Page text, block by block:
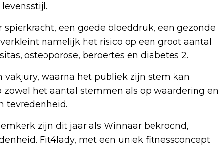
een goede bloeddruk, een gezonde
namelijk het risico op een groot aantal
osteoporose, beroertes en diabetes 2.
waarna het publiek zijn stem kan
het aantal stemmen als op waardering en
tevredenheid.
zijn dit jaar als Winnaar bekroond,
Fit4lady, met een uniek fitnessconcept